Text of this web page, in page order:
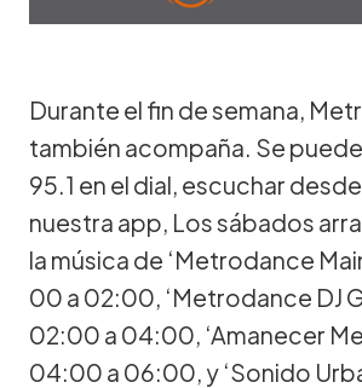
Durante el fin de semana,
también acompaña. Se
95.1 en el dial, escuchar
nuestra app, Los sábados
la música de ‘Metrodance
00 a 02:00, ‘Metrodance DJ
02:00 a 04:00, ‘Amanecer
04:00 a 06:00, y ‘Sonido